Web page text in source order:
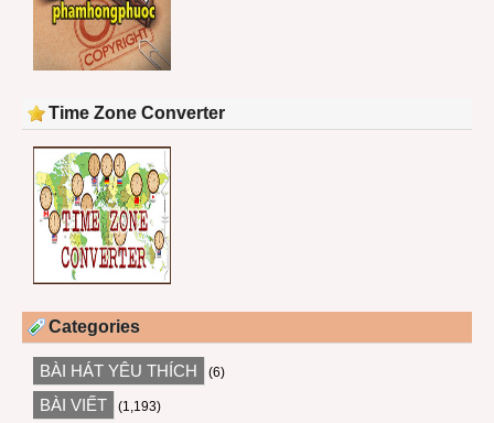
Time Zone Converter
Categories
BÀI HÁT YÊU THÍCH (6)
BÀI VIẾT (1,193)